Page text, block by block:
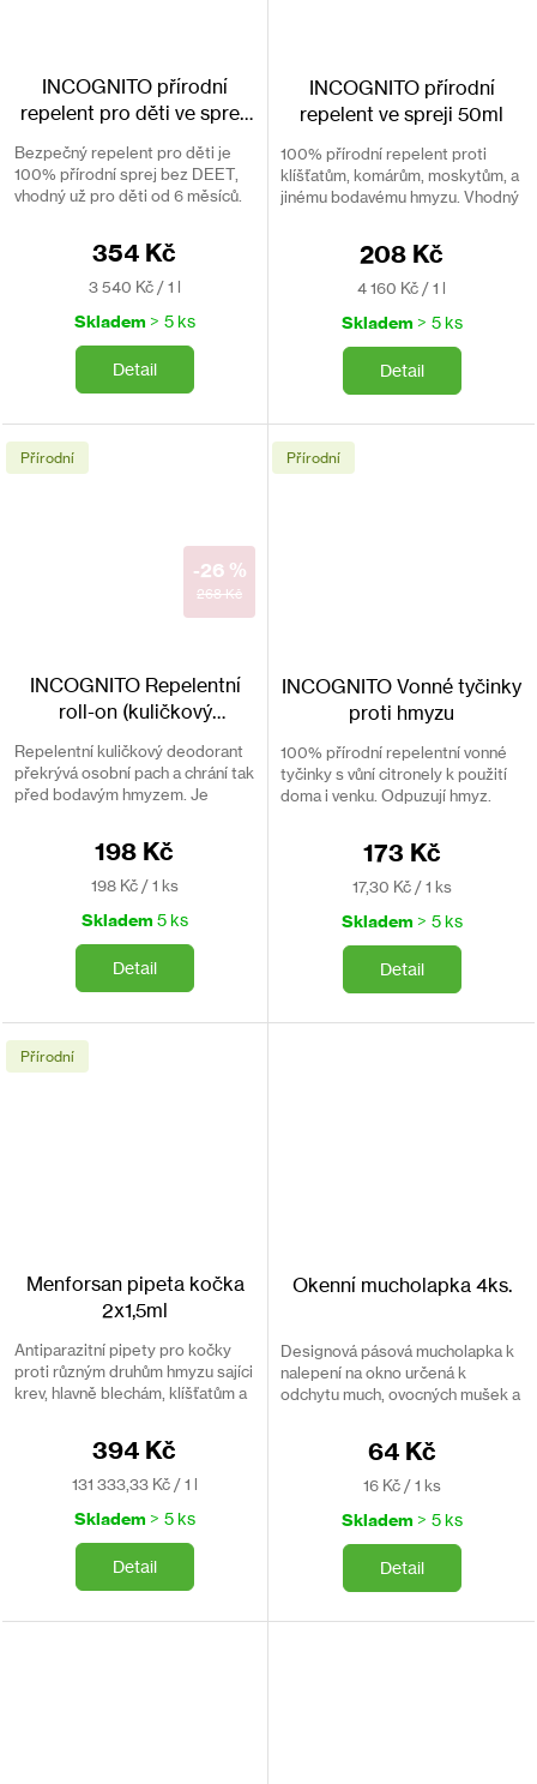
INCOGNITO přírodní
repelent pro děti ve spreji
Bezpečný repelent pro děti je
100% přírodní sprej bez DEET,
vhodný už pro děti od 6 měsíců.
354 Kč
Měrná
3 540 Kč / 1 l
Skladem > 5 ks
Detail
INCOGNITO přírodní
repelent ve spreji 50ml
100% přírodní repelent proti
klíšťatům, komárům, moskytům, a
jinému bodavému hmyzu. Vhodný
208 Kč
Měrná
4 160 Kč / 1 l
Skladem > 5 ks
Detail
Přírodní
268 Kč
-26 %
INCOGNITO Repelentní
roll-on (kuličkový
Repelentní kuličkový deodorant
překrývá osobní pach a chrání tak
před bodavým hmyzem. Je
198 Kč
Měrná
198 Kč / 1 ks
Skladem 5 ks
Detail
Přírodní
INCOGNITO Vonné tyčinky
proti hmyzu
100% přírodní repelentní vonné
tyčinky s vůní citronely k použití
doma i venku. Odpuzují hmyz.
173 Kč
Měrná
17,30 Kč / 1 ks
Skladem > 5 ks
Detail
Přírodní
Menforsan pipeta kočka
2x1,5ml
Antiparazitní pipety pro kočky
proti různým druhům hmyzu sajíci
krev, hlavně blechám, klíšťatům a
i u březích...394 Kč
Měrná
131 333,33 Kč / 1 l
Skladem > 5 ks
Detail
Okenní mucholapka 4ks.
Designová pásová mucholapka k
nalepení na okno určená k
odchytu much, ovocných mušek a
64 Kč
Měrná
16 Kč / 1 ks
Skladem > 5 ks
Detail